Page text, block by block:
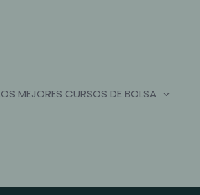
MEJORES CURSOS DE BOLSA